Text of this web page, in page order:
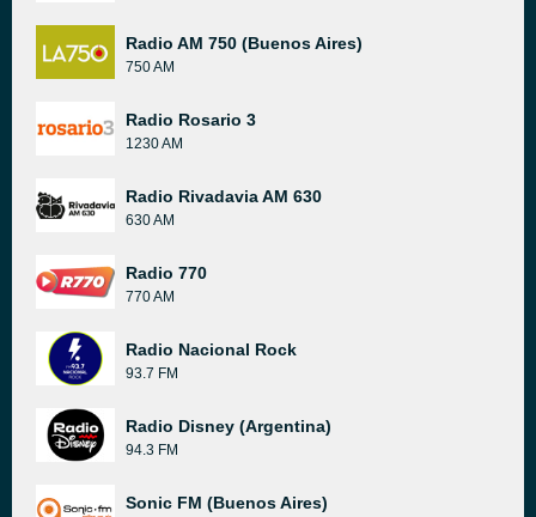
Radio AM 750 (Buenos Aires)
750 AM
Radio Rosario 3
1230 AM
Radio Rivadavia AM 630
630 AM
Radio 770
770 AM
Radio Nacional Rock
93.7 FM
Radio Disney (Argentina)
94.3 FM
Sonic FM (Buenos Aires)